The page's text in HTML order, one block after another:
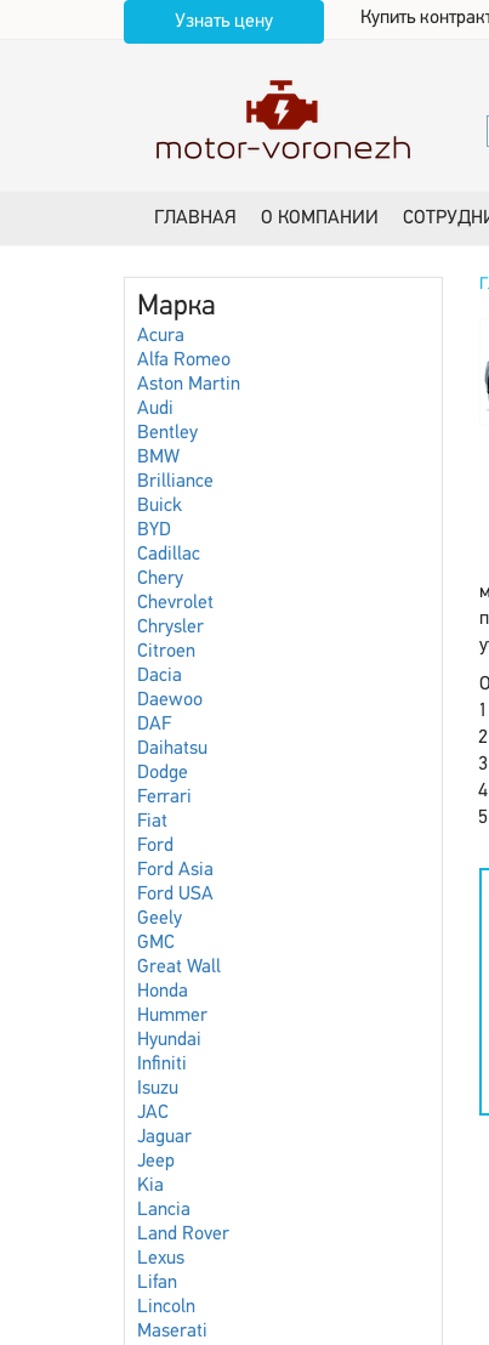
Узнать цену Купить
ГЛАВНАЯ О КОМПАНИИ
Марка
Acura
Alfa Romeo
Aston Martin
Audi
Bentley
BMW
Brilliance
Buick
BYD
Cadillac
Chery
Chevrolet
Chrysler
Citroen
Dacia
Daewoo
DAF
Daihatsu
Dodge
Ferrari
Fiat
Ford
Ford Asia
Ford USA
Geely
GMC
Great Wall
Honda
Hummer
Hyundai
Infiniti
Isuzu
JAC
Jaguar
Jeep
Kia
Lancia
Land Rover
Lexus
Lifan
Lincoln
Maserati